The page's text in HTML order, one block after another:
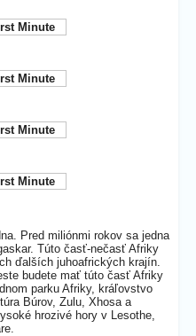
Minute
Minute
Minute
Minute
Pred miliónmi rokov sa jedna
Túto časť-nečasť Afriky
ďalších juhoafrických krajín.
budete mať túto časť Afriky
parku Afriky, kráľovstvo
Búrov, Zulu, Xhosa a
hrozivé hory v Lesothe,